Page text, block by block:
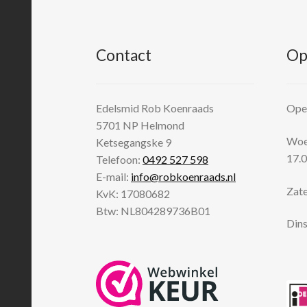
Contact
Edelsmid Rob Koenraads
5701 NP Helmond
Ketsegangske 9
Telefoon:0492 527 598
E-mail: info@robkoenraads.nl
KvK: 17080682
Btw: NL804289736B01